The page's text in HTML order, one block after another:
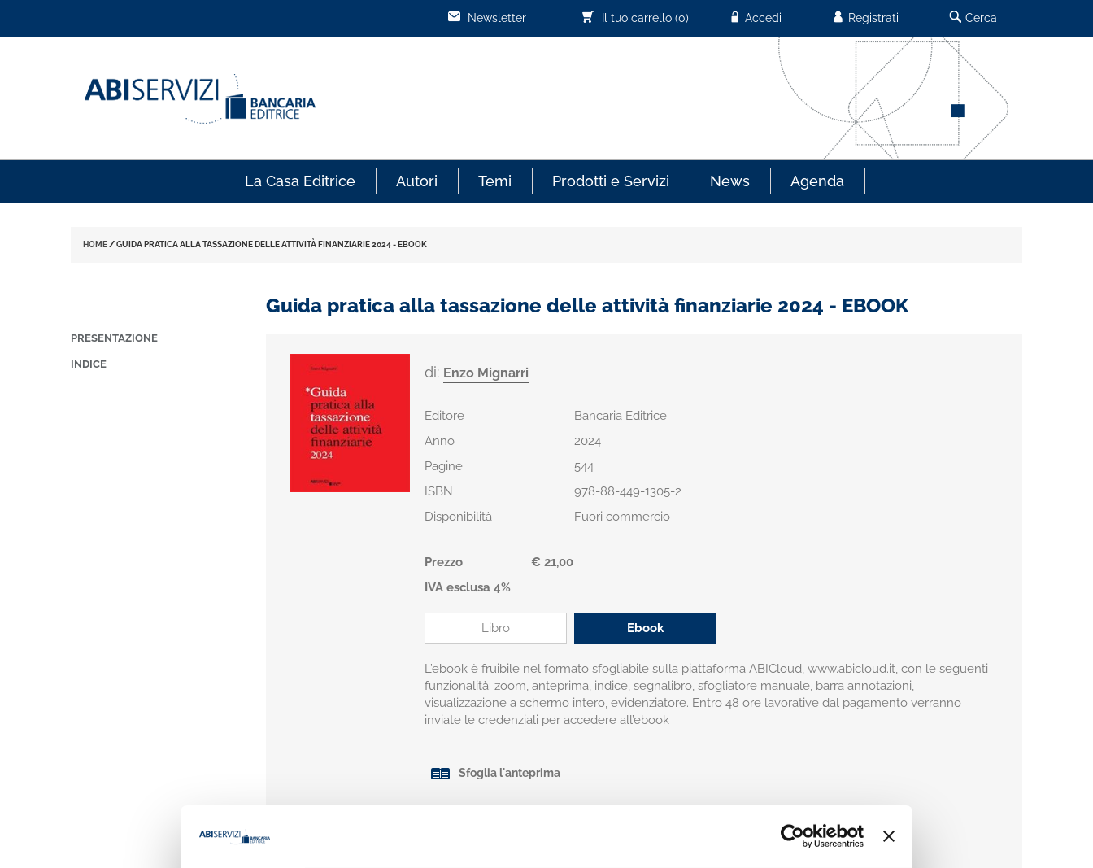
Cerca
Registrati
Accedi
Il tuo carrello (0)
Newsletter
La Casa Editrice Autori Temi Prodotti e Servizi News Agenda
HOME /GUIDA PRATICA ALLA TASSAZIONE DELLE ATTIVITÀ FINANZIARIE 2024 - EBOOK
PRESENTAZIONE
INDICE
Guida pratica alla tassazione delle attività finanziarie 2024 - EBOOK
di: Enzo Mignarri
Editore
Bancaria Editrice
Anno
2024
Pagine
544
ISBN
978-88-449-1305-2
Disponibilità
Fuori commercio
Prezzo
€ 21,00
IVA esclusa 4%
Libro Ebook
L’ebook è fruibile nel formato sfogliabile sulla piattaforma ABICloud, www.abicloud.it, con le seguenti
funzionalità: zoom, anteprima, indice, segnalibro, sfogliatore manuale, barra annotazioni,
visualizzazione a schermo intero, evidenziatore. Entro 48 ore lavorative dal pagamento verranno
inviate le credenziali per accedere all’ebook
Sfoglia l'anteprima